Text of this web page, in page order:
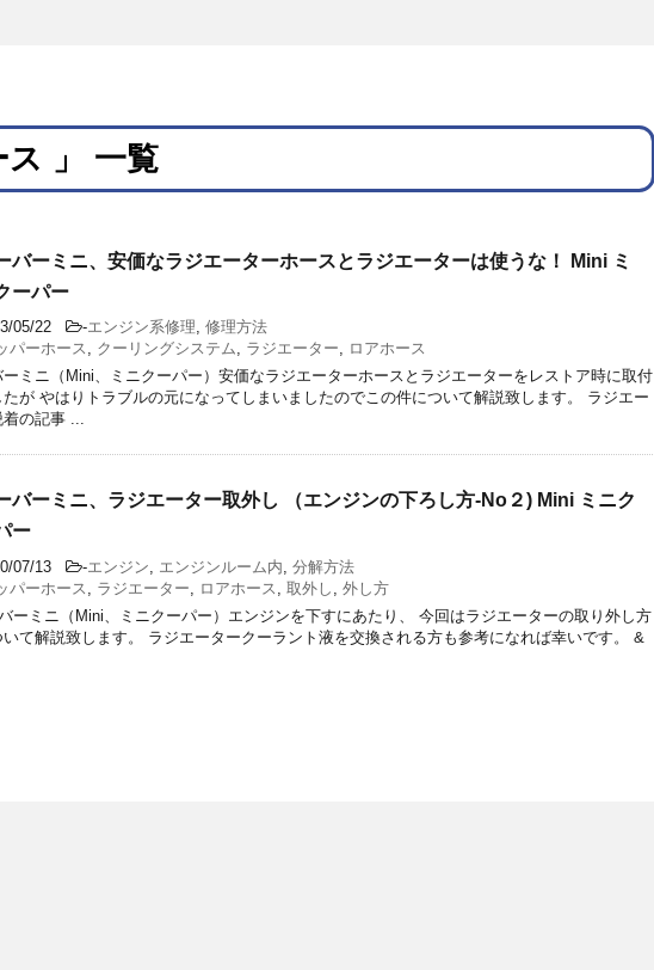
ス 」 一覧
バーミニ、安価なラジエーターホースとラジエーターは使うな！ Mini ミ
ーパー
05/22 -エンジン系修理, 修理方法
パーホース, クーリングシステム, ラジエーター, ロアホース
ーミニ（Mini、ミニクーパー）安価なラジエーターホースとラジエーターをレストア時に取付
たが やはりトラブルの元になってしまいましたのでこの件について解説致します。 ラジエー
着の記事 ...
バーミニ、ラジエーター取外し （エンジンの下ろし方-No２) Mini ミニク
ー
07/13 -エンジン エンジンルーム内 分解方法
パーホース
ラジエーター ロアホース 取外し
外し方
ーミニ（Mini、ミニクーパー）エンジンを下すにあたり、 今回はラジエーターの取り外し方
いて解説致します。 ラジエータークーラント液を交換される方も参考になれば幸いです。 &